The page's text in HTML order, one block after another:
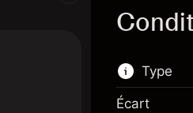
Type
Écart